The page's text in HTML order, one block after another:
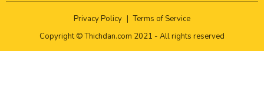
Privacy Policy | Terms of Service
Copyright © Thichdan.com 2021 - All rights reserved